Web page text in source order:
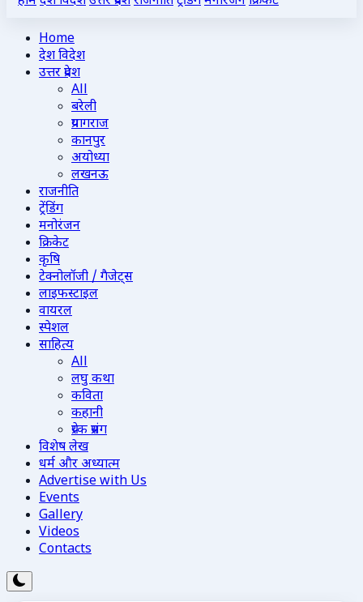
Home
देश विदेश
उत्तर प्रदेश
All
बरेली
प्रयागराज
कानपुर
अयोध्या
लखनऊ
राजनीति
ट्रेंडिंग
मनोरंजन
क्रिकेट
कृषि
टेक्नोलॉजी / गैजेट्स
लाइफस्टाइल
वायरल
स्पेशल
साहित्य
All
लघु कथा
कविता
कहानी
प्रेरक प्रसंग
विशेष लेख
धर्म और अध्यात्म
Advertise with Us
Events
Gallery
Videos
Contacts